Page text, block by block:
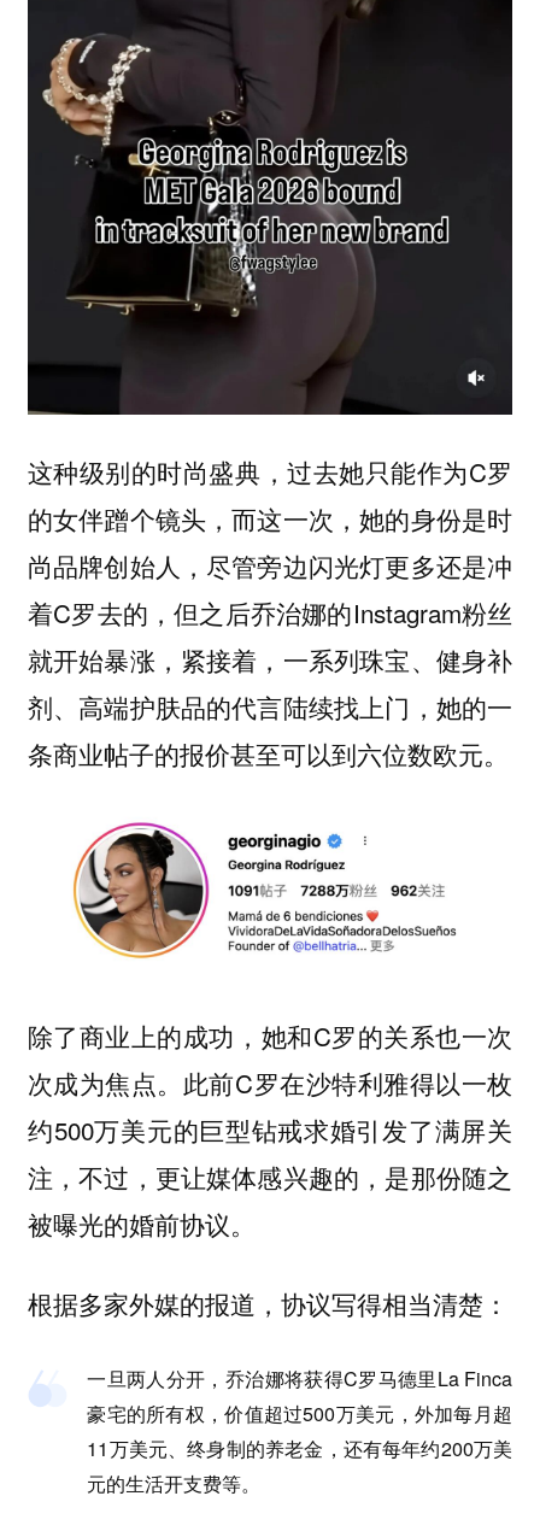
这种级别的时尚盛典，过去她只能作为C罗
的女伴蹭个镜头，而这一次，她的身份是时
尚品牌创始人，尽管旁边闪光灯更多还是冲
着C罗去的，但之后乔治娜的Instagram粉丝
就开始暴涨，紧接着，一系列珠宝、健身补
剂、高端护肤品的代言陆续找上门，她的一
条商业帖子的报价甚至可以到六位数欧元。
除了商业上的成功，她和C罗的关系也一次
次成为焦点。此前C罗在沙特利雅得以一枚
约500万美元的巨型钻戒求婚引发了满屏关
注，不过，更让媒体感兴趣的，是那份随之
被曝光的婚前协议。
根据多家外媒的报道，协议写得相当清楚：
一旦两人分开，乔治娜将获得C罗马德里La Finca
豪宅的所有权，价值超过500万美元，外加每月超
11万美元、终身制的养老金，还有每年约200万美
元的生活开支费等。